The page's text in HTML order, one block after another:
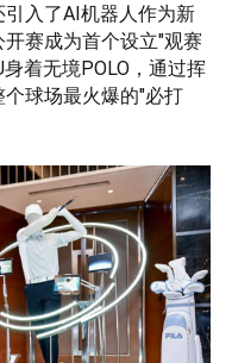
入了AI机器人作为新
赛成为首个设立"观赛
着无境POLO，通过挥
球场最火爆的"必打